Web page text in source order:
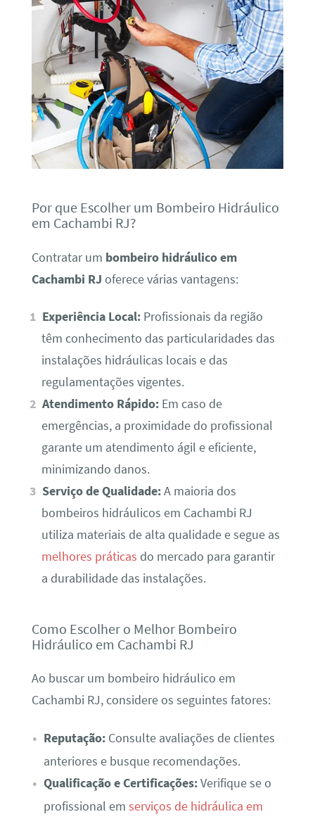
Por que Escolher um Bombeiro Hidráulico
em Cachambi RJ?
Contratar um bombeiro hidráulico em
Cachambi RJ oferece várias vantagens:
Experiência Local: Profissionais da região
têm conhecimento das particularidades das
instalações hidráulicas locais e das
regulamentações vigentes.
Atendimento Rápido: Em caso de
emergências, a proximidade do profissional
garante um atendimento ágil e eficiente,
minimizando danos.
Serviço de Qualidade:A maioria dos
bombeiros hidráulicos em Cachambi RJ
utiliza materiais de alta qualidade e segue as
melhores práticas do mercado para garantir
a durabilidade das instalações.
Como Escolher o Melhor Bombeiro
Hidráulico em Cachambi RJ
Ao buscar um bombeiro hidráulico em
Cachambi RJ, considere os seguintes fatores:
Reputação:Consulte avaliações de clientes
anteriores e busque recomendações.
Qualificação e Certificações:Verifique se o
profissional em serviços de hidráulica em